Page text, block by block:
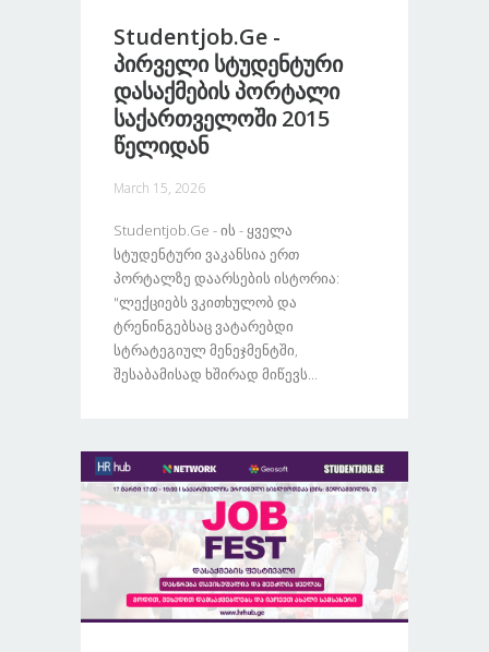
Studentjob.ge -
Პირველი Სტუდენტური
Დასაქმების Პორტალი
Საქართველოში 2015
Წელიდან
March 15, 2026
Studentjob.ge - Ის - Ყველა
Სტუდენტური Ვაკანსია Ერთ
Პორტალზე Დაარსების Ისტორია:
"ლექციებს Ვკითხულობ Და
Ტრენინგებსაც Ვატარებდი
Სტრატეგიულ Მენეჯმენტში,
Შესაბამისად Ხშირად Მიწევს...